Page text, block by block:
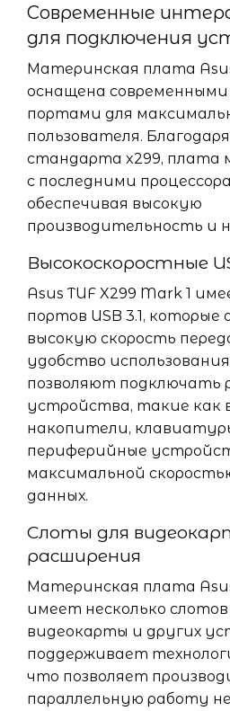
Современные
для подключения
Материнская плата
оснащена
портами для
пользователя.
стандарта x299,
с последними
обеспечивая высокую
производительность и
Высокоскоростные
Asus TUF X299 Mark 1
портов USB 3.1,
высокую скорость
удобство
позволяют подключать
устройства, такие как
накопители,
периферийные
максимальной
данных.
Слоты для
расширения
Материнская плата
имеет несколько
видеокарты и других
поддерживает
что позволяет
параллельную работу